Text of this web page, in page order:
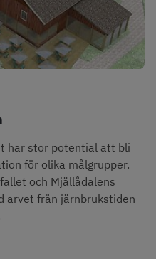
har stor potential att bli
för olika målgrupper.
och Mjällådalens
arvet från järnbrukstiden